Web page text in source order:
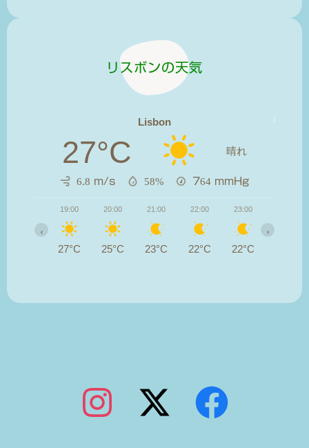
リスボンの天気
Lisbon
27°C 晴れ
6.8 m/s 58% 764 mmHg
19:00
27°C
20:00
25°C
21:00
23°C
22:00
22°C
23:00
22°C
‹ ›